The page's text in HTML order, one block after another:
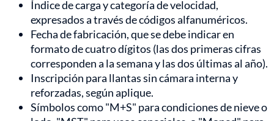
Índice de carga y categoría de velocidad,
expresados a través de códigos alfanuméricos.
Fecha de fabricación, que se debe indicar en
formato de cuatro dígitos (las dos primeras cifras
corresponden a la semana y las dos últimas al año).
Inscripción para llantas sin cámara interna y
reforzadas, según aplique.
Símbolos como "M+S" para condiciones de nieve o